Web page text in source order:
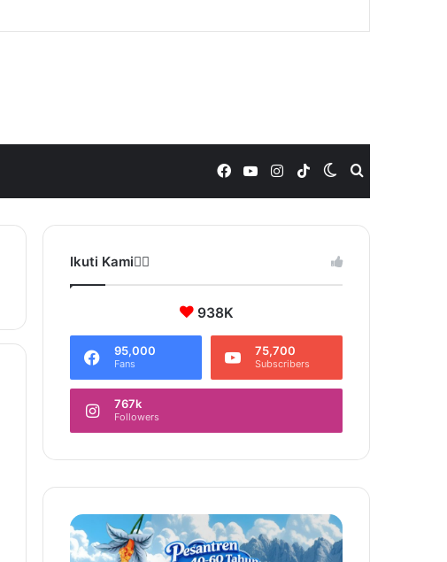
Switch
skin
TikTok
Instagram
YouTube
Facebook
Ikuti Kami❤️‍🔥
938K
95,000
Fans
75,700
Subscribers
767k
Followers